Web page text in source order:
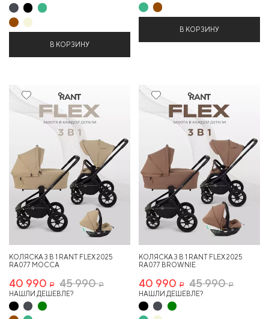
В КОРЗИНУ
В КОРЗИНУ
10%
КОЛЯСКА 3 В 1 RANT FLEX 2025
RA077 MOCCA
40 990 Р 45 990Р
НАШЛИ ДЕШЕВЛЕ?
10%
КОЛЯСКА 3 В 1 RANT FLEX 2025
RA077 BROWNIE
40 990 Р 45 990Р
НАШЛИ ДЕШЕВЛЕ?